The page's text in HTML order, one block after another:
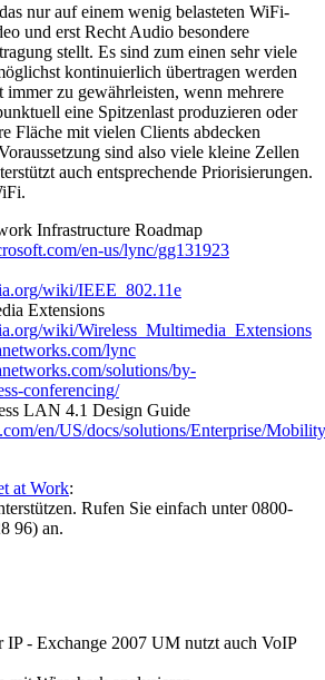
nur auf einem wenig belasteten WiFi-
und erst Recht Audio besondere
stellt. Es sind zum einen sehr viele
kontinuierlich übertragen werden
zu gewährleisten, wenn mehrere
eine Spitzenlast produzieren oder
Fläche mit vielen Clients abdecken
sind also viele kleine Zellen
auch entsprechende Priorisierungen.
Infrastructure Roadmap
en-us/lync/gg131923
wiki/IEEE_802.11e
Extensions
wiki/Wireless_Multimedia_Extensions
lync
solutions/by-
conferencing/
LAN 4.1 Design Guide
en/US/docs/solutions/Enterprise/
at Work:
Rufen Sie einfach unter 0800-
96) an.
IP - Exchange 2007 UM nutzt auch VoIP